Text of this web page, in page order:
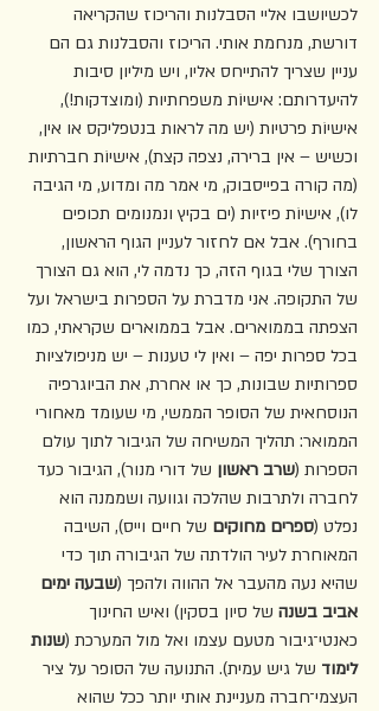
לכשיושבו אליי הסבלנות והריכוז שהקריאה
דורשת, מנחמת אותי. הריכוז והסבלנות גם הם
עניין שצריך להתייחס אליו, ויש מיליון סיבות
להיעדרותם: אישיוֹת משפחתיות (ומוצדקות!),
אישיוֹת פרטיות (יש מה לראות בנטפליקס או אין,
וכשיש – אין ברירה, נצפה קצת), אישיוֹת חברתיות
(מה קורה בפייסבוק, מי אמר מה ומדוע, מי הגיבה
לו), אישיוֹת פיזיות (ים בקיץ ונמנומים תכופים
בחורף). אבל אם לחזור לעניין הגוף הראשון,
הצורך שלי בגוף הזה, כך נדמה לי, הוא גם הצורך
של התקופה. אני מדברת על הספרות בישראל ועל
הצפתה בממוארים. אבל בממוארים שקראתי, כמו
בכל ספרות יפה – ואין לי טענות – יש מניפולציות
ספרותיות שבונות, כך או אחרת, את הביוגרפיה
הנוסחאית של הסופר הממשי, מי שעומד מאחורי
הממואר: תהליך המשיחה של הגיבור לתוך עולם
הספרות (שרב ראשון של דורי מנור), הגיבור כעד
לחברה ולתרבות שהלכה וגוועה ושממנה הוא
נפלט (ספרים מחוקים של חיים וייס), השיבה
המאוחרת לעיר הולדתה של הגיבורה תוך כדי
שהיא נעה מהעבר אל ההווה ולהפך (שבעה ימים
אביב בשנה של סיון בסקין) ואיש החינוך
כאנטי־גיבור מטעם עצמו ואל מול המערכת (שנות
לימוד של גיש עמית). התנועה של הסופר על ציר
העצמי־חברה מעניינת אותי יותר ככל שהוא